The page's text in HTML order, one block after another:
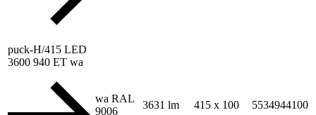
puck-H/415 LED
3600 940 ET wa
wa RAL
9006
3631 lm 415 x 100 5534944100